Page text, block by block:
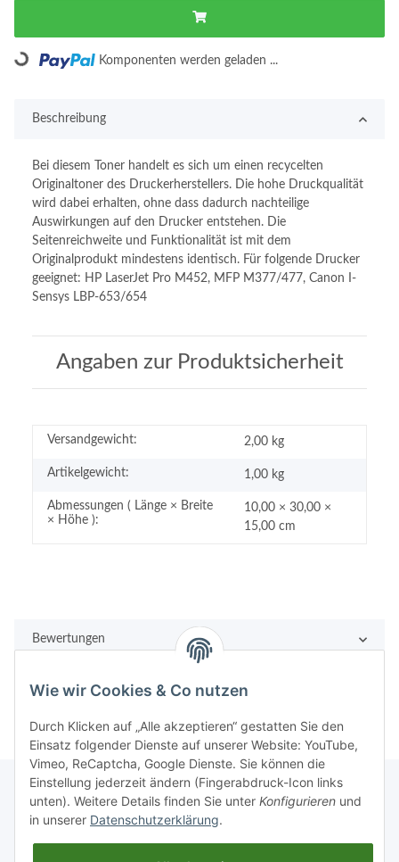
Loading... Komponenten werden geladen ...
Beschreibung
Bei diesem Toner handelt es sich um einen recycelten
Originaltoner des Druckerherstellers. Die hohe Druckqualität
wird dabei erhalten, ohne dass dadurch nachteilige
Auswirkungen auf den Drucker entstehen. Die
Seitenreichweite und Funktionalität ist mit dem
Originalprodukt mindestens identisch. Für folgende Drucker
geeignet: HP LaserJet Pro M452, MFP M377/477, Canon I-
Sensys LBP-653/654
Angaben zur Produktsicherheit
Versandgewicht: 2,00 kg
Artikelgewicht: 1,00 kg
Abmessungen ( Länge × Breite
× Höhe ):
10,00 × 30,00 ×
15,00 cm
Bewertungen
Rechtliches
Wie wir Cookies & Co nutzen
Durch Klicken auf „Alle akzeptieren“ gestatten Sie den
Einsatz folgender Dienste auf unserer Website: YouTube,
Vimeo, ReCaptcha, Google Dienste. Sie können die
Einstellung jederzeit ändern (Fingerabdruck-Icon links
unten). Weitere Details finden Sie unter Konfigurieren und
in unserer Datenschutzerklärung.